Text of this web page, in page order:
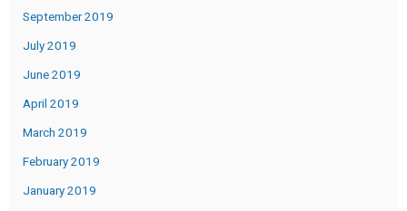
September 2019
July 2019
June 2019
April 2019
March 2019
February 2019
January 2019